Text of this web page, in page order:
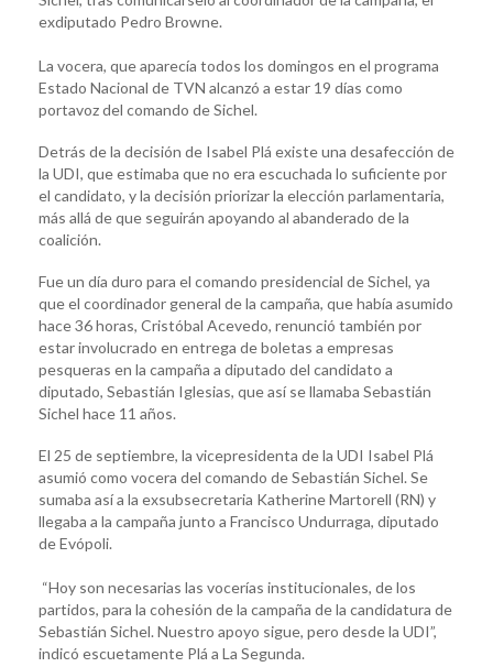
exdiputado Pedro Browne.
La vocera, que aparecía todos los domingos en el programa
Estado Nacional de TVN alcanzó a estar 19 días como
portavoz del comando de Sichel.
Detrás de la decisión de Isabel Plá existe una desafección de
la UDI, que estimaba que no era escuchada lo suficiente por
el candidato, y la decisión priorizar la elección parlamentaria,
más allá de que seguirán apoyando al abanderado de la
coalición.
Fue un día duro para el comando presidencial de Sichel, ya
que el coordinador general de la campaña, que había asumido
hace 36 horas, Cristóbal Acevedo, renunció también por
estar involucrado en entrega de boletas a empresas
pesqueras en la campaña a diputado del candidato a
diputado, Sebastián Iglesias, que así se llamaba Sebastián
Sichel hace 11 años.
El 25 de septiembre, la vicepresidenta de la UDI Isabel Plá
asumió como vocera del comando de Sebastián Sichel. Se
sumaba así a la exsubsecretaria Katherine Martorell (RN) y
llegaba a la campaña junto a Francisco Undurraga, diputado
de Evópoli.
“Hoy son necesarias las vocerías institucionales, de los
partidos, para la cohesión de la campaña de la candidatura de
Sebastián Sichel. Nuestro apoyo sigue, pero desde la UDI”,
indicó escuetamente Plá a La Segunda.